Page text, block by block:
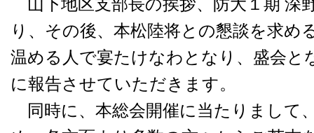
山下地区支部長の挨拶、防大１期 深
り、その後、本松陸将との懇談を求め
温める人で宴たけなわとなり、盛会と
に報告させていただきます。
同時に、本総会開催に当たりまして